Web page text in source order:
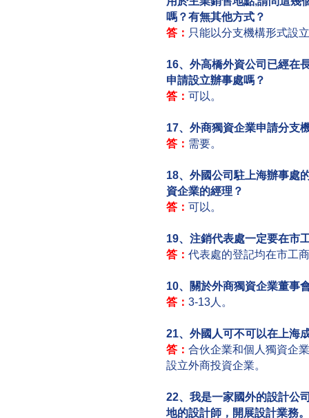
嗎？有無其他方式？
答： 只能以分支機構形式設
16、外高橋外資公司已經在
申請設立辦事處嗎？
答： 可以。
17、外商獨資企業申請分支
答： 需要。
18、外國公司駐上海辦事處
資企業的經理？
答： 可以。
19、注銷代表處一定要在市
答： 代表處的登記均在市工
10、關於外商獨資企業董事
答： 3-13人。
21、外國人可不可以在上海
答： 合伙企業和個人獨資企
設立外商投資企業。
22、我是一家國外的設計公
地的設計師，開展設計業務